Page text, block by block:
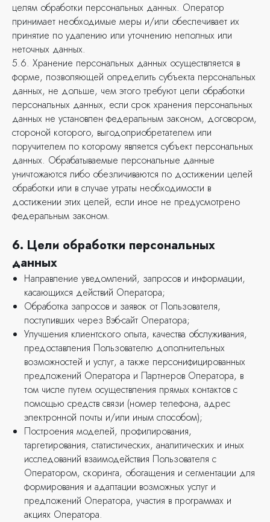
целям обработки персональных данных. Оператор
принимает необходимые меры и/или обеспечивает их
принятие по удалению или уточнению неполных или
неточных данных.
5.6. Хранение персональных данных осуществляется в
форме, позволяющей определить субъекта персональных
данных, не дольше, чем этого требуют цели обработки
персональных данных, если срок хранения персональных
данных не установлен федеральным законом, договором,
стороной которого, выгодоприобретателем или
поручителем по которому является субъект персональных
данных. Обрабатываемые персональные данные
уничтожаются либо обезличиваются по достижении целей
обработки или в случае утраты необходимости в
достижении этих целей, если иное не предусмотрено
федеральным законом.
6. Цели обработки персональных
данных
Направление уведомлений, запросов и информации,
касающихся действий Оператора;
Обработка запросов и заявок от Пользователя,
поступивших через Вэб-сайт Оператора;
Улучшения клиентского опыта, качества обслуживания,
предоставления Пользователю дополнительных
возможностей и услуг, а также персонифицированных
предложений Оператора и Партнеров Оператора, в
том числе путем осуществления прямых контактов с
помощью средств связи (номер телефона, адрес
электронной почты и/или иным способом);
Построения моделей, профилирования,
таргетирования, статистических, аналитических и иных
исследований взаимодействия Пользователя с
Оператором, скоринга, обогащения и сегментации для
формирования и адаптации возможных услуг и
предложений Оператора, участия в программах и
акциях Оператора.